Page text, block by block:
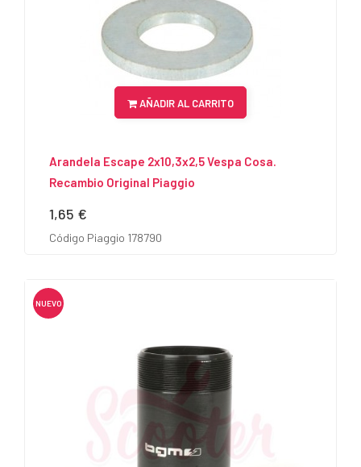
AÑADIR AL CARRITO
Arandela Escape 2x10,3x2,5 Vespa Cosa.
Recambio Original Piaggio
Precio
1,65 €
Código Piaggio 178790
NUEVO